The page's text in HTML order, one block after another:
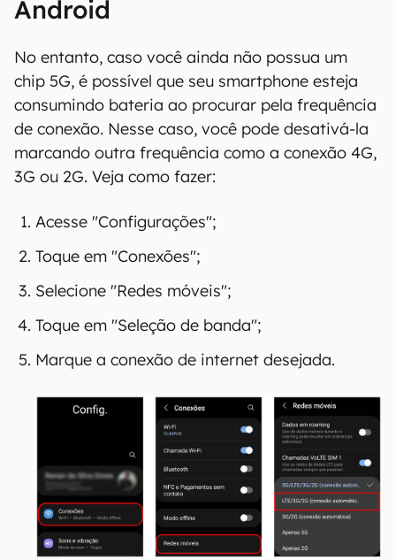
Android
No entanto, caso você ainda não possua um
chip 5G, é possível que seu smartphone esteja
consumindo bateria ao procurar pela frequência
de conexão. Nesse caso, você pode desativá-la
marcando outra frequência como a conexão 4G,
3G ou 2G. Veja como fazer:
Acesse "Configurações";
Toque em "Conexões";
Selecione "Redes móveis";
Toque em "Seleção de banda";
Marque a conexão de internet desejada.